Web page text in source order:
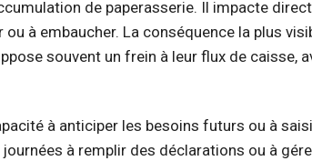
de paperasserie. Il impacte
à embaucher. La conséquence la plus
souvent un frein à leur flux de caisse,
à anticiper les besoins futurs ou à
à remplir des déclarations ou à